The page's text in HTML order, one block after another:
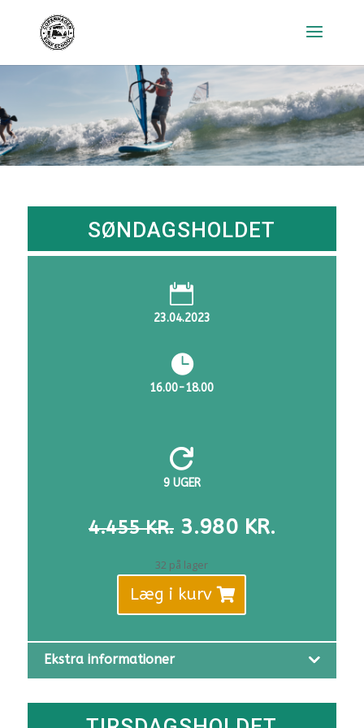
SØNDAGSHOLDET

23.04.2023

16.00-18.00

9 UGER
4.455KR. DEN
PRIS
VAR:
4.455 KR..
3.980 KR.DEN
32 på lager
Læg i kurv
Ekstra informationer